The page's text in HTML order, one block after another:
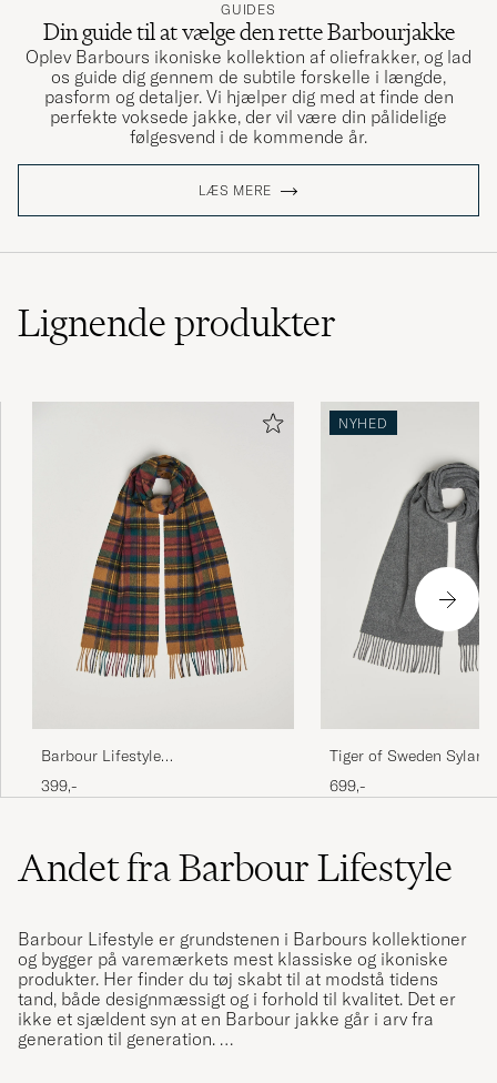
Kiva koko ja hyvä väri
BERNICE G KØBTE PÅ CAREOFCARL.FI
Fin kvalitet- Behagelig skjerf. Prisgunstig.
KØBTE PÅ CAREOFCARL.NO
MIRI S KØBTE PÅ CAREOFCARL.SE
Rask levering, enkelt med retur av vare pga
MAGNUS F KØBTE PÅ CAREOFCARL.NO
Meget rask og levert på døren.
JUNE G KØBTE PÅ CAREOFCARL.NO
CHRISTIN H KØBTE PÅ CAREOFCARL.SE
LARS F KØBTE PÅ CAREOFCARL.SE
Modtageren var meget tilfreds med gaven.
KARIN H KØBTE PÅ CAREOFCARL.DK
GUIDES
Din guide til at vælge den rette Barbourjakke
Oplev Barbours ikoniske kollektion af oliefrakker, og lad
os guide dig gennem de subtile forskelle i længde,
pasform og detaljer. Vi hjælper dig med at finde den
perfekte voksede jakke, der vil være din pålidelige
følgesvend i de kommende år.
LÆS MERE
Lignendeprodukter
Barbour Lifestyle
Lambswool/Cashmere New Check
Tartan Harvest Gold
399,-
NYHED
Tiger of Sweden Sylan
Charcoal
699,-
Andet fra Barbour Lifestyle
Barbour Lifestyle er grundstenen i Barbours kollektioner
og bygger på varemærkets mest klassiske og ikoniske
produkter. Her finder du tøj skabt til at modstå tidens
tand, både designmæssigt og i forhold til kvalitet. Det er
ikke et sjældent syn at en Barbour jakke går i arv fra
generation til generation.